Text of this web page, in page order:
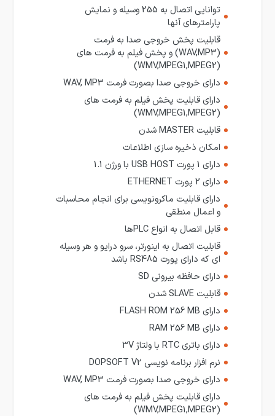
توانایی اتصال به 255 وسیله و نمایش
پارامترهای آنها
قابلیت پخش خروجی صدا به فرمت
(WAV,MP3) و پخش فیلم به فرمت های
(WMV,MPEG1,MPEG2)
دارای خروجی صدا بصورت فرمت WAV, MP3
دارای قابلیت پخش فیلم به فرمت های
(WMV,MPEG1,MPEG2)
قابلیت MASTER شدن
امکان ذخیره سازی اطلاعات
دارای 1 پورت USB HOST با ورژن 1.1
دارای 2 پورت ETHERNET
دارای قابلیت ماکرونویسی برای انجام محاسبات
و اعمال منطقی
قابل اتصال به انواع PLCها
قابلیت اتصال به اینورتر، سرو درایو و هر وسیله
ای که دارای پورت RS485 باشد
دارای حافظه بیرونی SD
قابلیت SLAVE شدن
دارای FLASH ROM 256 MB
دارای RAM 256 MB
دارای باتری RTC با ولتاژ 3V
نرم افزار برنامه نویسی DOPSOFT V2
دارای خروجی صدا بصورت فرمت WAV, MP3
دارای قابلیت پخش فیلم به فرمت های
(WMV,MPEG1,MPEG2)